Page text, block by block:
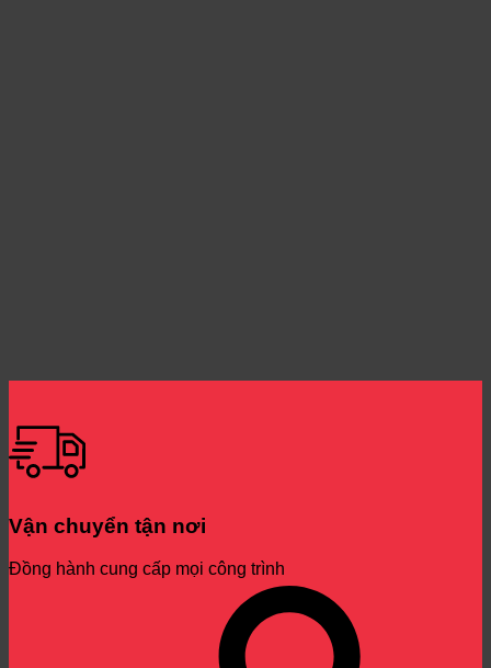
Vận chuyển tận nơi
Đồng hành cung cấp mọi công trình